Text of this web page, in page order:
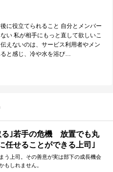
に役立てられること 自分とメンバー
い 私が相手にもっと直して欲しいこ
えないのは、サービス利用者やメン
と感じ、冷や水を浴び…
る｣若手の危機 放置でも丸
任せることができる上司｣
う上司。その善意が実は部下の成長機会
もしれません。